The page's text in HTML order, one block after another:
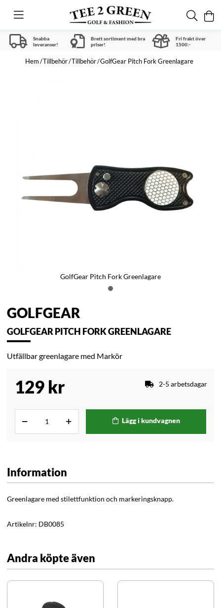
Snabba
leveranser!
Brett sortiment med bra
priser!
Fri frakt över
1500:-
Hem Tillbehör Tillbehör GolfGear Pitch Fork Greenlagare
GolfGear Pitch Fork Greenlagare
GOLFGEAR
GOLFGEAR PITCH FORK GREENLAGARE
Utfällbar greenlagare med Markör
129 kr 2-5 arbetsdagar
Lägg i kundvagnen
Information
Greenlagare med stilettfunktion och markeringsknapp.
Artikelnr: DB0085
Andra köpte även